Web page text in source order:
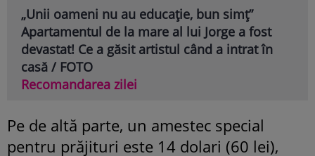
„Unii oameni nu au educație, bun simț”
Apartamentul de la mare al lui Jorge a fost
devastat! Ce a găsit artistul când a intrat în
casă / FOTO
Recomandarea zilei
Pe de altă parte, un amestec special
pentru prăjituri este 14 dolari (60 lei),